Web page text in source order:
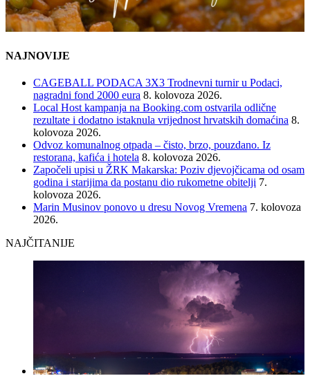
NAJNOVIJE
CAGEBALL PODACA 3X3 Trodnevni turnir u Podaci,
nagradni fond 2000 eura 8. kolovoza 2026.
Local Host kampanja na Booking.com ostvarila odlične
rezultate i dodatno istaknula vrijednost hrvatskih domaćina 8.
kolovoza 2026.
Odvoz komunalnog otpada – čisto, brzo, pouzdano. Iz
restorana, kafića i hotela 8. kolovoza 2026.
Započeli upisi u ŽRK Makarska: Poziv djevojčicama od osam
godina i starijima da postanu dio rukometne obitelji 7.
kolovoza 2026.
Marin Musinov ponovo u dresu Novog Vremena 7. kolovoza
2026.
NAJČITANIJE